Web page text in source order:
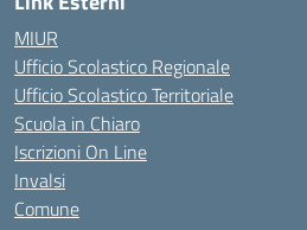
MIUR
Ufficio Scolastico Regionale
Ufficio Scolastico Territoriale
Scuola in Chiaro
Iscrizioni On Line
Invalsi
Comune